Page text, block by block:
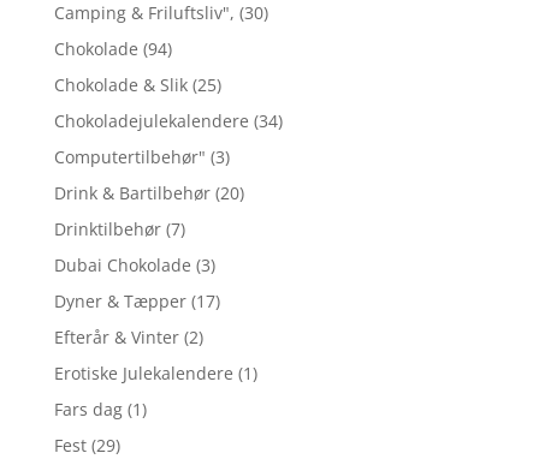
Camping & Friluftsliv", (30)
Chokolade (94)
Chokolade & Slik (25)
Chokoladejulekalendere (34)
Computertilbehør" (3)
Drink & Bartilbehør (20)
Drinktilbehør (7)
Dubai Chokolade (3)
Dyner & Tæpper (17)
Efterår & Vinter (2)
Erotiske Julekalendere (1)
Fars dag (1)
Fest (29)